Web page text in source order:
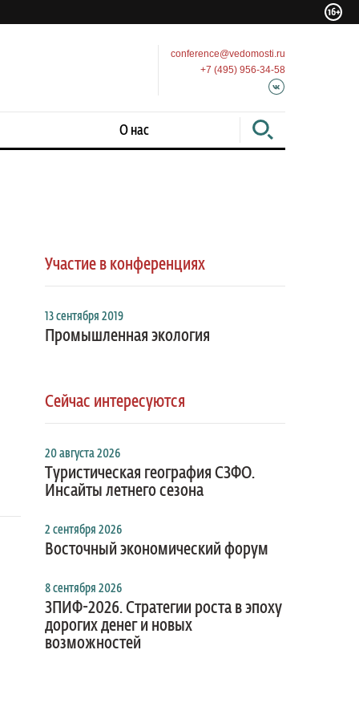
conference@vedomosti.ru
+7 (495) 956-34-58
О нас
Участие в конференциях
13 сентября 2019
Промышленная экология
Сейчас интересуются
20 августа 2026
Туристическая география СЗФО.
Инсайты летнего сезона
2 сентября 2026
Восточный экономический форум
8 сентября 2026
ЗПИФ-2026. Стратегии роста в эпоху
дорогих денег и новых
возможностей